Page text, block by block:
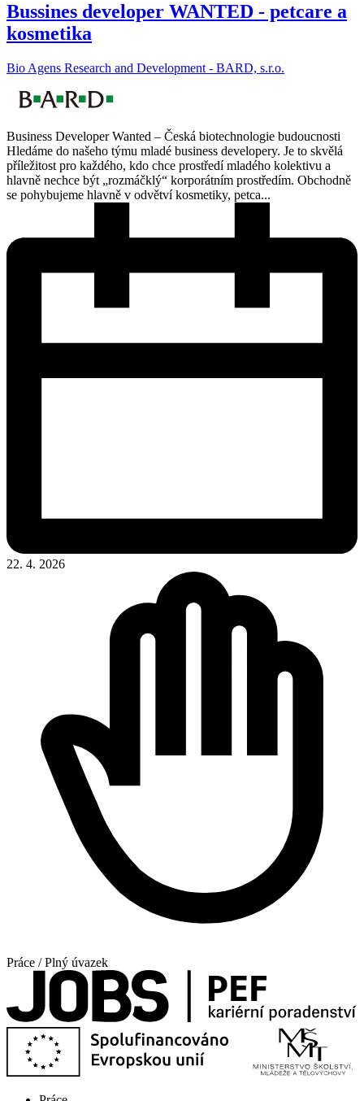
Bussines developer WANTED - petcare a
kosmetika
Bio Agens Research and Development - BARD, s.r.o.
Business Developer Wanted – Česká biotechnologie budoucnosti
Hledáme do našeho týmu mladé business developery. Je to skvělá
příležitost pro každého, kdo chce prostředí mladého kolektivu a
hlavně nechce být „rozmáčklý“ korporátním prostředím. Obchodně
se pohybujeme hlavně v odvětví kosmetiky, petca...
22. 4. 2026
Práce / Plný úvazek